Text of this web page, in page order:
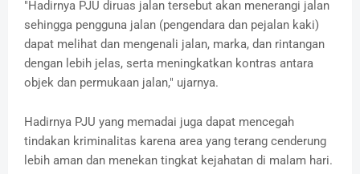
"Hadirnya PJU diruas jalan tersebut akan menerangi jalan
sehingga pengguna jalan (pengendara dan pejalan kaki)
dapat melihat dan mengenali jalan, marka, dan rintangan
dengan lebih jelas, serta meningkatkan kontras antara
objek dan permukaan jalan," ujarnya.
Hadirnya PJU yang memadai juga dapat mencegah
tindakan kriminalitas karena area yang terang cenderung
lebih aman dan menekan tingkat kejahatan di malam hari.